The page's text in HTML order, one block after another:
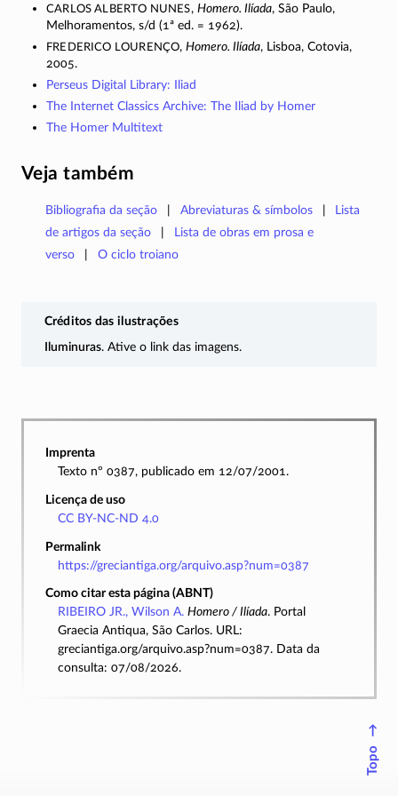
Carlos Alberto Nunes, Homero. Ilíada, São Paulo,
Melhoramentos, s/d (1ª ed. = 1962).
Frederico Lourenço,Homero. Ilíada, Lisboa, Cotovia,
2005.
Perseus Digital Library: Iliad
The Internet Classics Archive: The Iliad by Homer
The Homer Multitext
Veja também
Bibliografia da seção Abreviaturas & símbolos
Lista
de artigos da seção
Lista de obras em prosa e
verso
O ciclo troiano
Créditos das ilustrações
Iluminuras. Ative o link das imagens.
Imprenta
Texto nº 0387, publicado em 12/07/2001.
Licença de uso
CC BY-NC-ND 4.0
Permalink
https://greciantiga.org/arquivo.asp?num=0387
Como citar esta página (ABNT)
RIBEIRO JR., Wilson A. Homero / Ilíada. Portal
Graecia Antiqua, São Carlos. URL:
greciantiga.org/arquivo.asp?num=0387. Data da
consulta: 07/08/2026.
↑
Topo